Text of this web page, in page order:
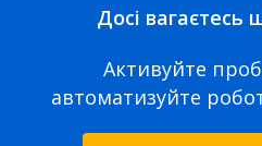
Досі вагаєтесь
Активуйте
автоматизуйте